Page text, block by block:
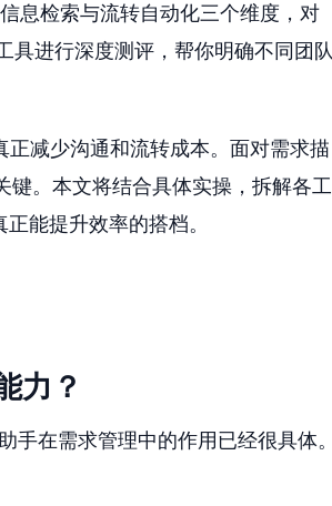
息检索与流转自动化三个维度，对
进行深度测评，帮你明确不同团队
减少沟通和流转成本。面对需求描
。本文将结合具体实操，拆解各工
能提升效率的搭档。
力？
在需求管理中的作用已经很具体。